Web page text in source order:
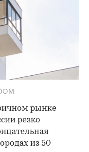
рынке
резко
из 50